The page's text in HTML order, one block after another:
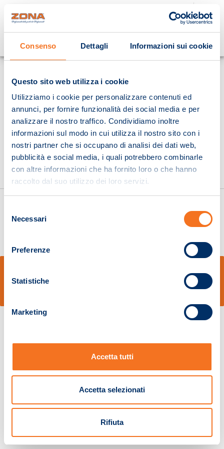
Consenso Dettagli Informazioni sui cookie
Questo sito web utilizza i cookie
Utilizziamo i cookie per personalizzare contenuti ed
annunci, per fornire funzionalità dei social media e per
analizzare il nostro traffico. Condividiamo inoltre
informazioni sul modo in cui utilizza il nostro sito con i
nostri partner che si occupano di analisi dei dati web,
pubblicità e social media, i quali potrebbero combinarle
con altre informazioni che ha fornito loro o che hanno
raccolto dal suo utilizzo dei loro servizi.
delNecessari
Preferenze
Statistiche
Marketing
Accetta tutti
Accetta selezionati
Rifiuta
Cosa stai cercando?
Pistoia 01680210505 – R.E.A. n.155974 - Cap.Soc. € 2.000.000,00 i.v. La
Società adotta il Codice Etico D.lgs. 231/01